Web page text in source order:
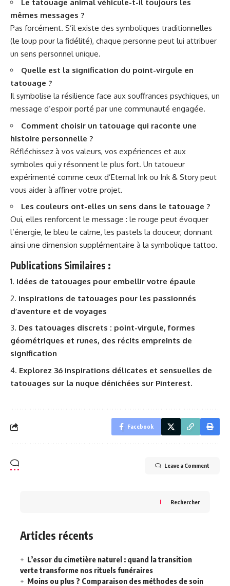
Le tatouage animal véhicule-t-il toujours les
mêmes messages ?
Pas forcément. S’il existe des symboliques traditionnelles
(le loup pour la fidélité), chaque personne peut lui attribuer
un sens personnel unique.
Quelle est la signification du point-virgule en
tatouage ?
Il symbolise la résilience face aux souffrances psychiques, un
message d’espoir porté par une communauté engagée.
Comment choisir un tatouage qui raconte une
histoire personnelle ?
Réfléchissez à vos valeurs, vos expériences et aux
symboles qui y résonnent le plus fort. Un tatoueur
expérimenté comme ceux d’Eternal Ink ou Ink & Story peut
vous aider à affiner votre projet.
Les couleurs ont-elles un sens dans le tatouage ?
Oui, elles renforcent le message : le rouge peut évoquer
l’énergie, le bleu le calme, les pastels la douceur, donnant
ainsi une dimension supplémentaire à la symbolique tattoo.
Publications Similaires :
idées de tatouages pour embellir votre épaule
inspirations de tatouages pour les passionnés
d’aventure et de voyages
Des tatouages discrets : point-virgule, formes
géométriques et runes, des récits empreints de
signification
Explorez 36 inspirations délicates et sensuelles de
tatouages sur la nuque dénichées sur Pinterest.
Facebook
Leave a Comment
Rechercher
Articles récents
L’essor du cimetière naturel : quand la transition
verte transforme nos rituels funéraires
Moins ou plus ? Comparaison des méthodes de soin